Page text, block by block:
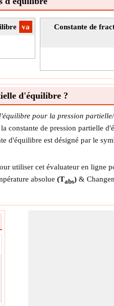
​va
Constante de
d'équilibre ?
pour la pression
constante de pression partielle
d'équilibre est désigné par le
utiliser cet évaluateur en ligne
absolue (Tabs) &